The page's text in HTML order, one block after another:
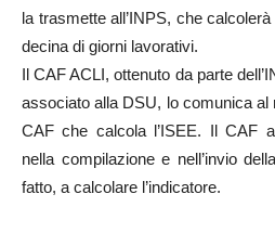
la trasmette all’INPS, che
decina di giorni lavorativi.
Il CAF ACLI, ottenuto da parte
associato alla DSU, lo comunica al
CAF che calcola l’ISEE. Il CAF
nella compilazione e nell’invio
fatto, a calcolare l’indicatore.